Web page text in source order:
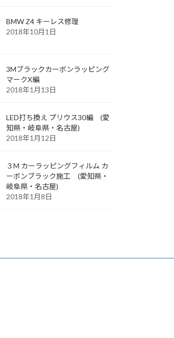
BMW Z4 キーレス修理
2018年10月1日
3Mブラックカーボンラッピング
マークX編
2018年1月13日
LED打ち換え プリウス30編 (愛
知県・岐阜県・名古屋)
2018年1月12日
３M カーラッピングフィルム カ
ーボンブラック施工 (愛知県・
岐阜県・名古屋)
2018年1月8日